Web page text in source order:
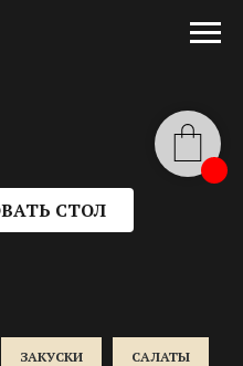
СТОЛ
ЗАКУСКИ САЛАТЫ